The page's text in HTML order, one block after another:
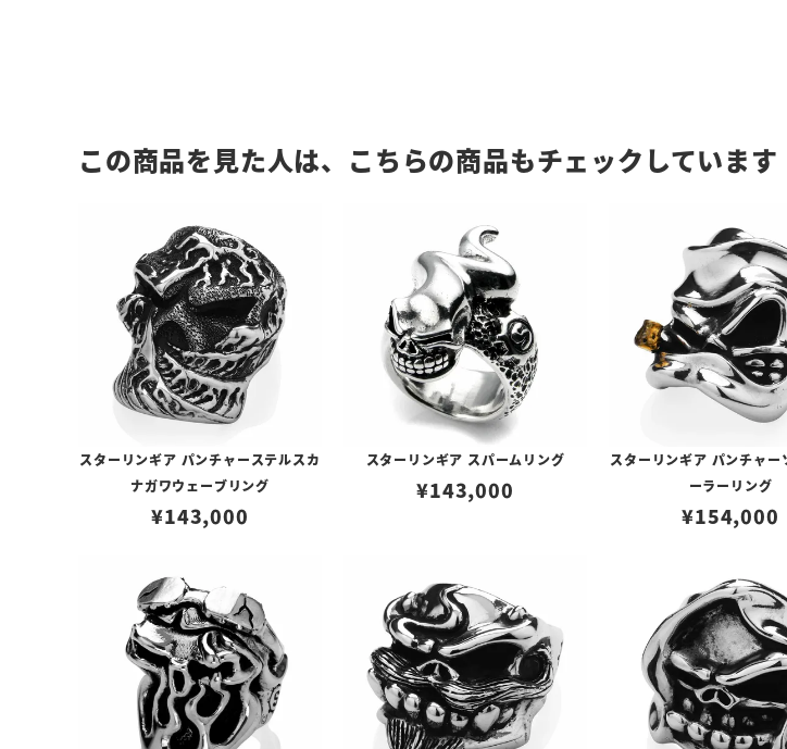
この商品を見た人は、こちらの商品もチェックしています
スターリンギア パンチャーステルスカ
ナガワウェーブリング
¥143,000
スターリンギア スパームリング
¥143,000
スターリンギア パンチャー
ーラーリング
¥154,000